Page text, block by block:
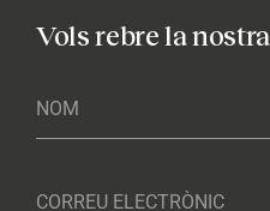
Vols rebre la